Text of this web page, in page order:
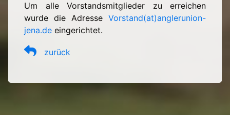
Um alle Vorstandsmitglieder zu erreichen
wurde die Adresse Vorstand(at)anglerunion-
jena.de eingerichtet.
zurück